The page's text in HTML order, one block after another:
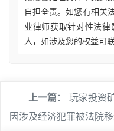
自担全责。如您有相关
业律师获取针对性法
人，如涉及您的权益可
上一篇： 玩家投资
因涉及经济犯罪被法院